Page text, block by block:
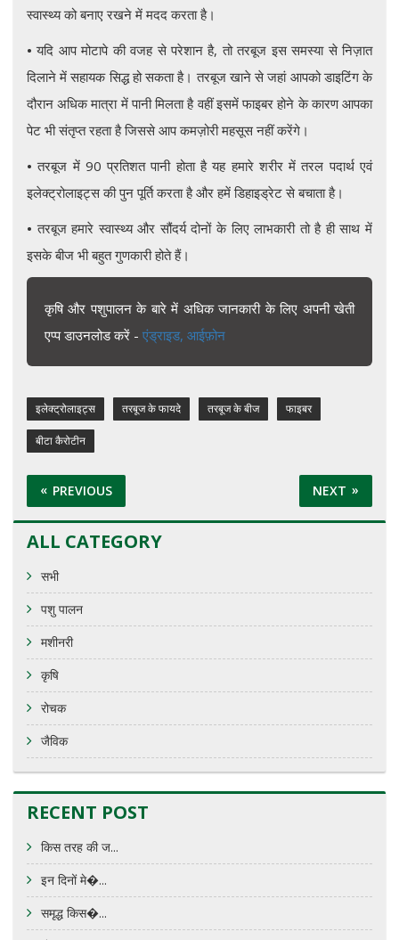
स्वास्थ्य को बनाए रखने में मदद करता है।
• यदि आप मोटापे की वजह से परेशान है, तो तरबूज इस समस्या से निज़ात
दिलाने में सहायक सिद्ध हो सकता है। तरबूज खाने से जहां आपको डाइटिंग के
दौरान अधिक मात्रा में पानी मिलता है वहीं इसमें फाइबर होने के कारण आपका
पेट भी संतृप्त रहता है जिससे आप कमज़ोरी महसूस नहीं करेंगे।
• तरबूज में 90 प्रतिशत पानी होता है यह हमारे शरीर में तरल पदार्थ एवं
इलेक्ट्रोलाइट्स की पुन पूर्ति करता है और हमें डिहाइड्रेट से बचाता है।
• तरबूज हमारे स्वास्थ्य और सौंदर्य दोनों के लिए लाभकारी तो है ही साथ में
इसके बीज भी बहुत गुणकारी होते हैं।
कृषि और पशुपालन के बारे में अधिक जानकारी के लिए अपनी खेती
एप्प डाउनलोड करें - एंड्राइड, आईफ़ोन
इलेक्ट्रोलाइट्स तरबूज के फायदे तरबूज के बीज फाइबर
बीटा कैरोटीन
PREVIOUS NEXT
ALL CATEGORY
सभी
पशु पालन
मशीनरी
कृषि
रोचक
जैविक
RECENT POST
किस तरह की ज...
इन दिनों मे�...
समृद्ध किस�...